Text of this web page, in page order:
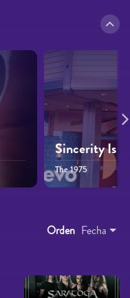
Sincerity Is
The 1975
Orden Fecha